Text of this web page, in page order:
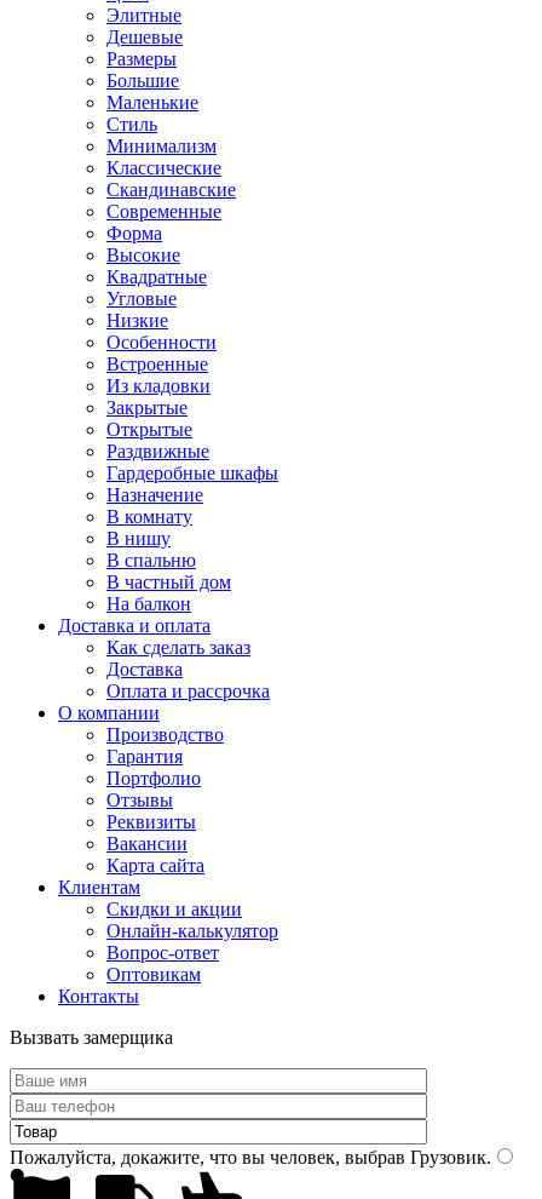
Элитные
Дешевые
Размеры
Большие
Маленькие
Стиль
Минимализм
Классические
Скандинавские
Современные
Форма
Высокие
Квадратные
Угловые
Низкие
Особенности
Встроенные
Из кладовки
Закрытые
Открытые
Раздвижные
Гардеробные шкафы
Назначение
В комнату
В нишу
В спальню
В частный дом
На балкон
Доставка и оплата
Как сделать заказ
Доставка
Оплата и рассрочка
О компании
Производство
Гарантия
Портфолио
Отзывы
Реквизиты
Вакансии
Карта сайта
Клиентам
Скидки и акции
Онлайн-калькулятор
Вопрос-ответ
Оптовикам
Контакты
Вызвать замерщика
Пожалуйста, докажите, что вы человек, выбрав Грузовик.